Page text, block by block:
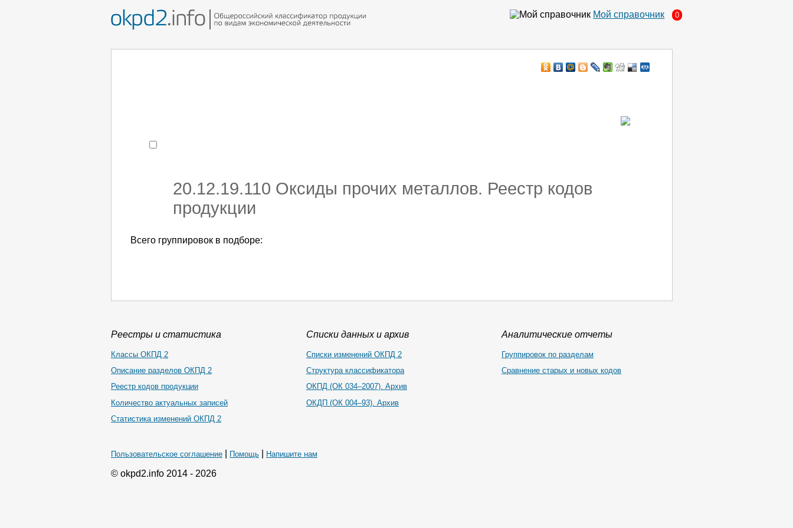
Мой справочник 0
20.12.19.110 Оксиды прочих металлов. Реестр кодов
продукции
Всего группировок в подборе:
Реестры и статистика
Классы ОКПД 2
Описание разделов ОКПД 2
Реестр кодов продукции
Количество актуальных записей
Статистика изменений ОКПД 2
Списки данных и архив
Списки изменений ОКПД 2
Структура классификатора
ОКПД (ОК 034–2007). Архив
ОКДП (ОК 004–93). Архив
Аналитические отчеты
Группировок по разделам
Сравнение старых и новых кодов
Пользовательское соглашение Помощь Напишите нам
© okpd2.info 2014 - 2026